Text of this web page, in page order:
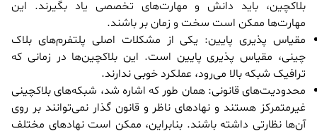
بلاکچین، باید دانش و مهارت‌های تخصصی یاد بگیرند. این
مهارت‌ها ممکن است سخت و زمان بر باشند.
مقیاس پذیری پایین: یکی از مشکلات اصلی پلتفرم‌های بلاک
چینی، مقیاس پذیری پایین است. این بلاکچین‌ها در زمانی که
ترافیک شبکه بالا می‌رود، عملکرد خوبی ندارند.
محدودیت‌های قانونی: همان طور که اشاره شد، شبکه‌های بلاکچینی
غیرمتمرکز هستند و نهادهای ناظر و قانون گذار نمی‌توانند بر روی
آن‌ها نظارتی داشته باشند. بنابراین، ممکن است نهادهای مختلف